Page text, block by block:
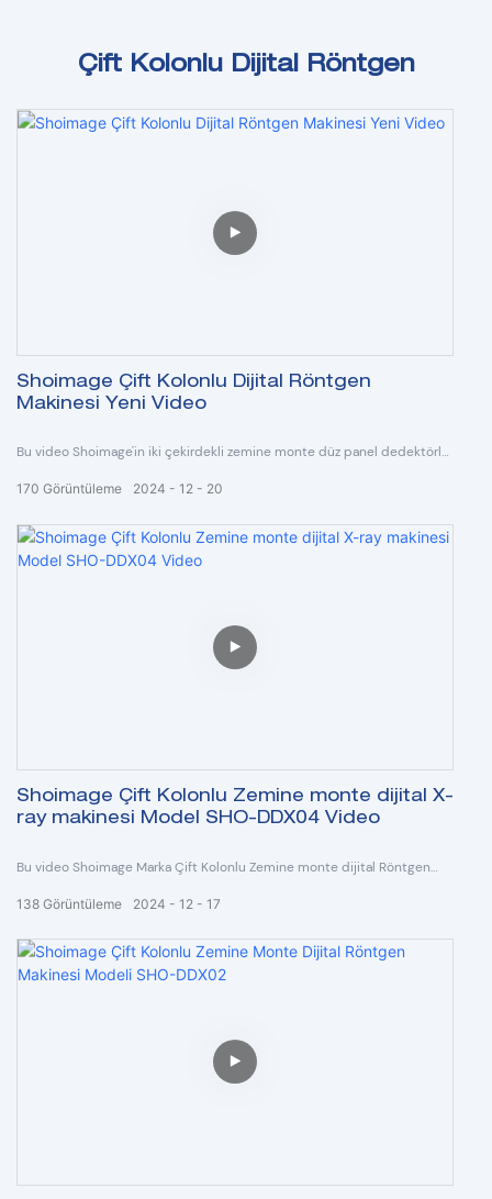
Çift Kolonlu Dijital Röntgen
Shoimage Çift Kolonlu Dijital Röntgen
Makinesi Yeni Video
Bu video Shoimage'in iki çekirdekli zemine monte düz panel dedektörlü
2024 12 20
170 Görüntüleme
Shoimage Çift Kolonlu Zemine monte dijital X-
ray makinesi Model SHO-DDX04 Video
Bu video Shoimage Marka Çift Kolonlu Zemine monte dijital Röntgen
2024 12 17
138 Görüntüleme